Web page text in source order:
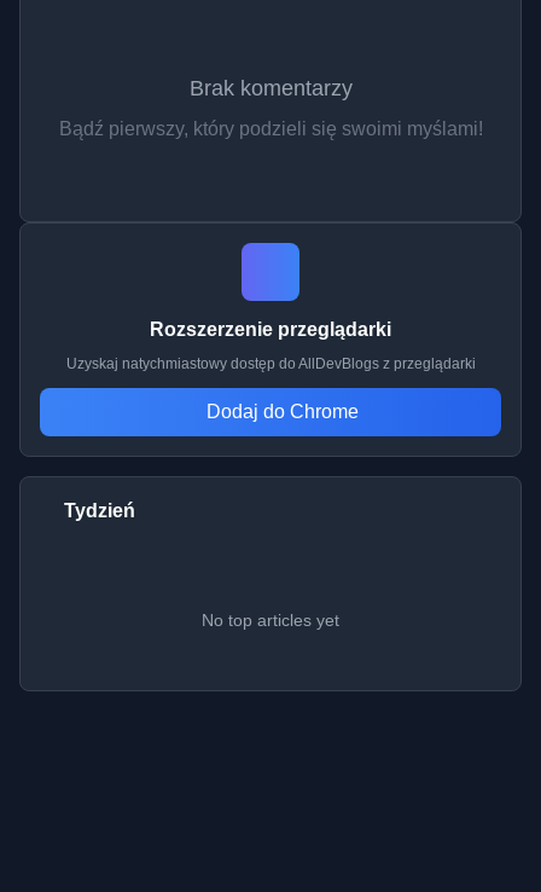
Brak komentarzy
Bądź pierwszy, który podzieli się swoimi myślami!
Rozszerzenie przeglądarki
Uzyskaj natychmiastowy dostęp do AllDevBlogs z przeglądarki
Dodaj do Chrome
Tydzień
No top articles yet